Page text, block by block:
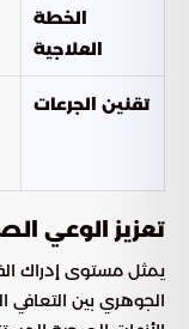
الخطة
العلاجية
تقنين الجرعات
تعزيز الوعي
يمثل مستوى إدراك
الجوهري بين